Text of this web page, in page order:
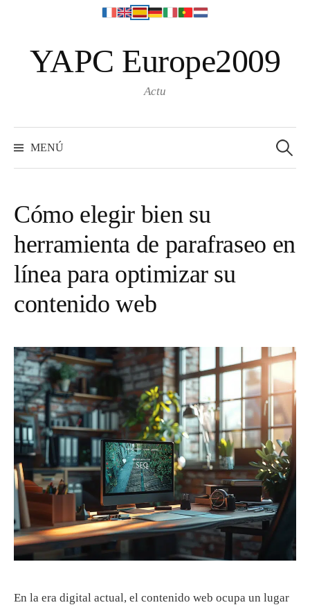
r
a
n
t
d
YAPC Europe2009
Actu
MENÚ
e
a
Cómo elegir bien su
herramienta de parafraseo en
línea para optimizar su
contenido web
En la era digital actual, el contenido web ocupa un lugar